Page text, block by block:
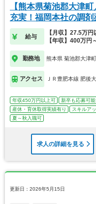
【熊本県菊池郡大津
充実！福岡本社の調剤
給与
【月収】27.5万
【年収】400万
勤務地 熊本県 菊池郡大津町
アクセス ＪＲ豊肥本線 肥後
年収450万円以上可 新卒も応募可能
産休・育休取得実績有り
スキルア
夏～秋入職可
求人の詳細を見る
更新日：2026年5月15日